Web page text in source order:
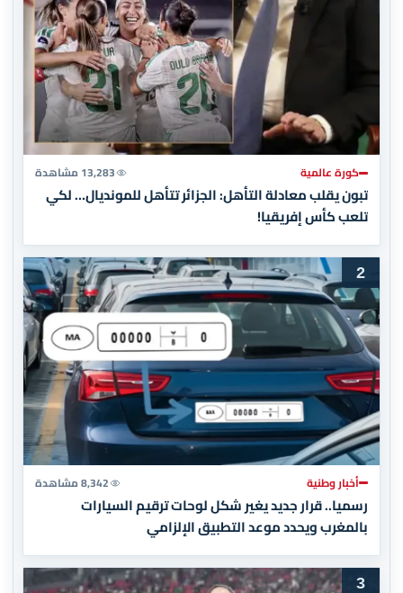
كورة عالمية 13,283 مشاهدة
تبون يقلب معادلة التأهل: الجزائر تتأهل للمونديال… لكي
تلعب كأس إفريقيا!
2
أخبار وطنية 8,342 مشاهدة
رسميا.. قرار جديد يغير شكل لوحات ترقيم السيارات
بالمغرب ويحدد موعد التطبيق الإلزامي
3